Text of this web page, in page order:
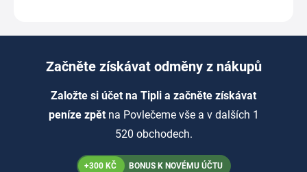
Začněte získávat odměny z nákupů
Založte si účet na Tipli a začněte získávat
peníze zpět na Povlečeme vše a v dalších 1
520 obchodech.
+300 KČ BONUS K NOVÉMU ÚČTU